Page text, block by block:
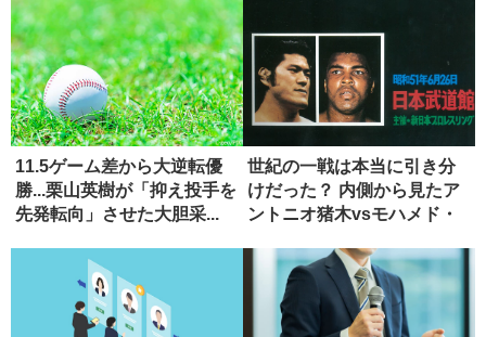
11.5ゲーム差から大逆転優
勝...栗山英樹が「抑え投手を
先発転向」させた大胆采...
世紀の一戦は本当に引き分
けだった？ 内側から見たア
ントニオ猪木vsモハメド・